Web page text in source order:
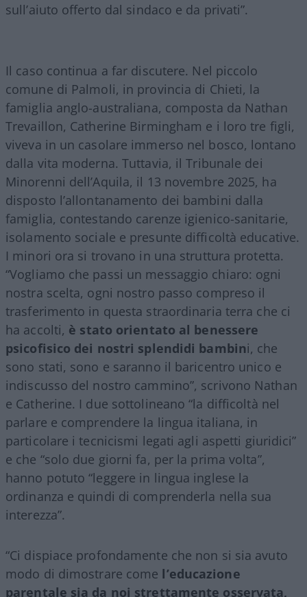
sull’aiuto offerto dal sindaco e da privati”.
Il caso continua a far discutere. Nel piccolo
comune di Palmoli, in provincia di Chieti, la
famiglia anglo-australiana, composta da Nathan
Trevaillon, Catherine Birmingham e i loro tre figli,
viveva in un casolare immerso nel bosco, lontano
dalla vita moderna. Tuttavia, il Tribunale dei
Minorenni dell’Aquila, il 13 novembre 2025, ha
disposto l’allontanamento dei bambini dalla
famiglia, contestando carenze igienico-sanitarie,
isolamento sociale e presunte difficoltà educative.
I minori ora si trovano in una struttura protetta.
“Vogliamo che passi un messaggio chiaro: ogni
nostra scelta, ogni nostro passo compreso il
trasferimento in questa straordinaria terra che ci
ha accolti, è stato orientato al benessere
psicofisico dei nostri splendidi bambini, che
sono stati, sono e saranno il baricentro unico e
indiscusso del nostro cammino”, scrivono Nathan
e Catherine. I due sottolineano “la difficoltà nel
parlare e comprendere la lingua italiana, in
particolare i tecnicismi legati agli aspetti giuridici”
e che “solo due giorni fa, per la prima volta”,
hanno potuto “leggere in lingua inglese la
ordinanza e quindi di comprenderla nella sua
interezza”.
“Ci dispiace profondamente che non si sia avuto
modo di dimostrare come l’educazione
parentale sia da noi strettamente osservata,